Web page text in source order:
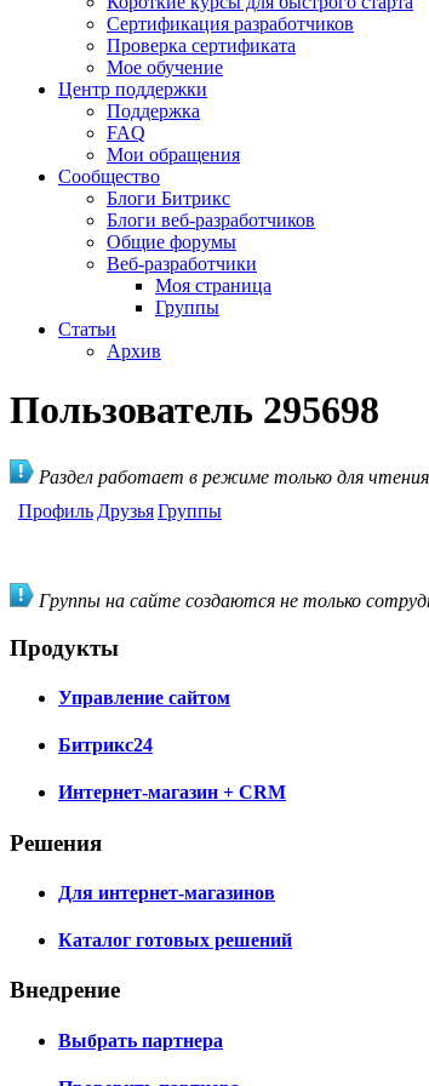
Сертификация разработчиков
Проверка сертификата
Мое обучение
Центр поддержки
Поддержка
FAQ
Мои обращения
Сообщество
Блоги Битрикс
Блоги веб-разработчиков
Общие форумы
Веб-разработчики
Моя страница
Группы
Статьи
Архив
Пользователь 295698
Раздел работает в режиме только для
Профиль ДрузьяГруппы
Группы на сайте создаются не только
Продукты
Управление сайтом
Битрикс24
Интернет-магазин + CRM
Решения
Для интернет-магазинов
Каталог готовых решений
Внедрение
Выбрать партнера